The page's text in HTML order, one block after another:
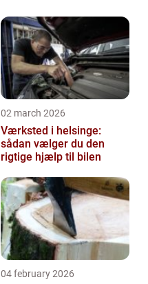
02 march 2026
Værksted i helsinge:
sådan vælger du den
rigtige hjælp til bilen
04 february 2026